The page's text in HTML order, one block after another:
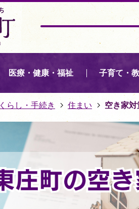
医療・健康・福祉 子育て・
くらし・手続き 住まい 空き家対